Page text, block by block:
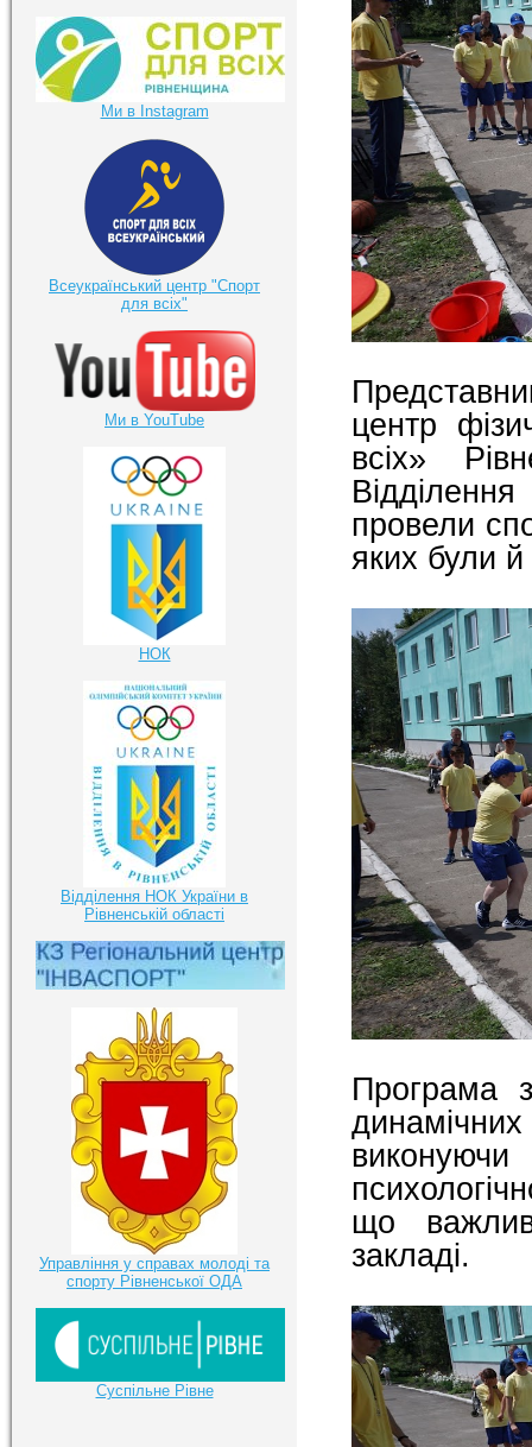
центр
всіх»
провели
яких були
Програма
що
закладі.
Ми в Instagram
Всеукраїнський центр "Спорт
для всіх"
Ми в YouTube
НОК
Відділення НОК України в
Рівненській області
Управління у справах молоді та
спорту Рівненської ОДА
Суспільне Рівне